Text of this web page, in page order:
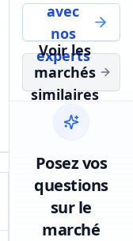
avec
nos
experts
Voir les
marchés
similaires
Posez vos
questions
sur le
marché